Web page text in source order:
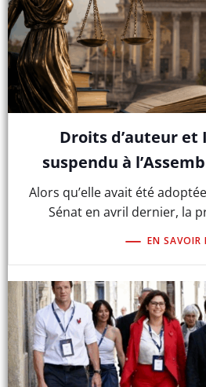
Droits d’auteur et
suspendu à
Alors qu’elle avait été
Sénat en avril dernier, la
EN SAVOIR